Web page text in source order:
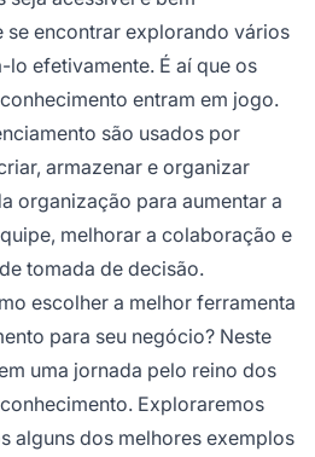
encontrar explorando vários
efetivamente. É aí que os
entram em jogo.
são usados por
armazenar e organizar
organização para aumentar a
melhorar a colaboração e
tomada de decisão.
escolher a melhor ferramenta
para seu negócio? Neste
uma jornada pelo reino dos
Exploraremos
alguns dos melhores exemplos